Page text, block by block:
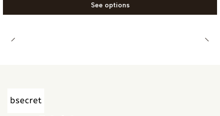
See options